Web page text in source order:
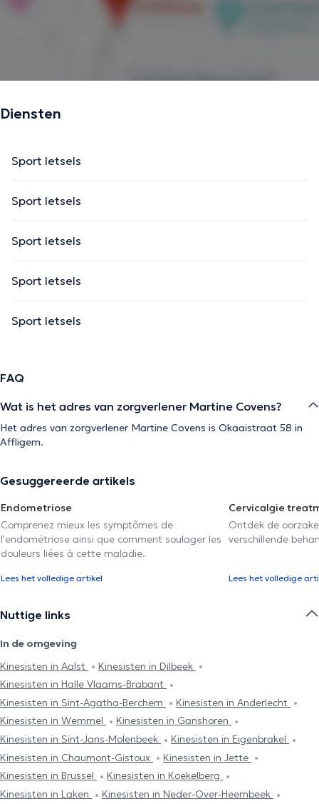
Diensten
Sport letsels
Sport letsels
Sport letsels
Sport letsels
Sport letsels
FAQ
Wat is het adres van zorgverlener Martine Covens?
Het adres van zorgverlener Martine Covens is Okaaistraat 58 in
Affligem.
Gesuggereerde artikels
Endometriose
Comprenez mieux les symptômes de
l'endométriose ainsi que comment soulager les
douleurs liées à cette maladie.
Lees het volledige artikel
Cervicalgie
Ontdek de
verschillende
Lees het volledige
Nuttige links
In de omgeving
Kinesisten in Aalst
Kinesisten in Dilbeek
Kinesisten in Halle Vlaams-Brabant
Kinesisten in Sint-Agatha-Berchem
Kinesisten in Anderlecht
Kinesisten in Wemmel
Kinesisten in Ganshoren
Kinesisten in Sint-Jans-Molenbeek
Kinesisten in Eigenbrakel
Kinesisten in Chaumont-Gistoux
Kinesisten in Jette
Kinesisten in Brussel
Kinesisten in Koekelberg
Kinesisten in Laken
Kinesisten in Neder-Over-Heembeek